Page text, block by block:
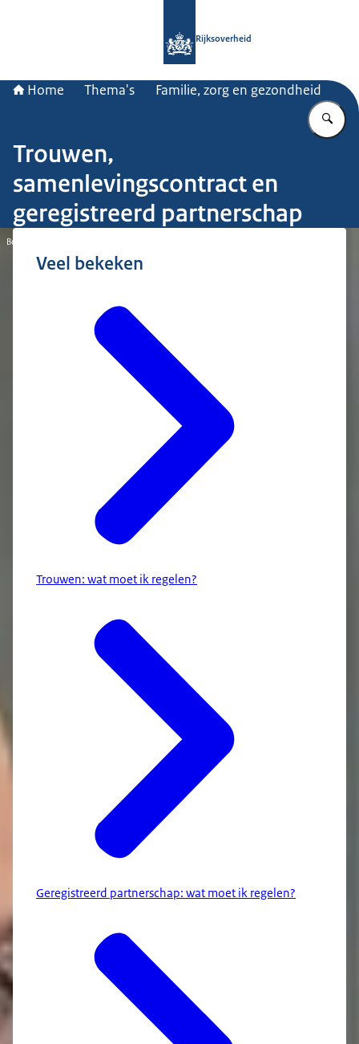
Rijksoverheid
Home Thema's Familie, zorg en gezondheid
Trouwen,
samenlevingscontract en
geregistreerd partnerschap
Beeld: © Ministerie van Algemene Zaken
Veel bekeken
Trouwen: wat moet ik regelen?
Geregistreerd partnerschap: wat moet ik regelen?